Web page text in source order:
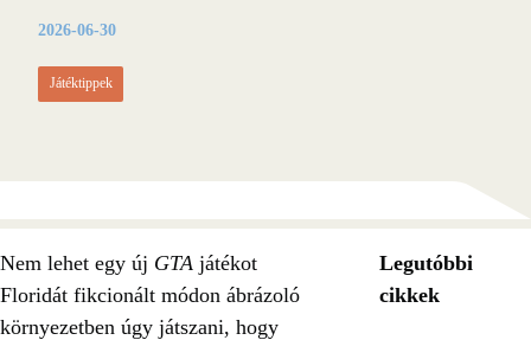
2026-06-30
Játéktippek
Nem lehet egy új GTA játékot
Floridát fikcionált módon ábrázoló
környezetben úgy játszani, hogy
Legutóbbi
cikkek